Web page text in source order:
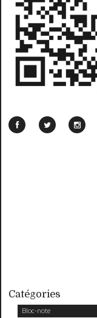
Catégories
Bloc-note